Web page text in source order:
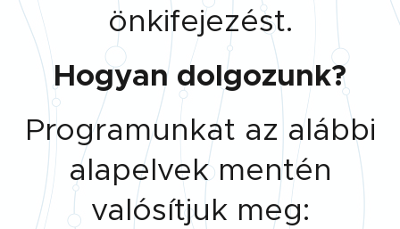
önkifejezést.
Hogyan dolgozunk?
Programunkat az alábbi
alapelvek mentén
valósítjuk meg: